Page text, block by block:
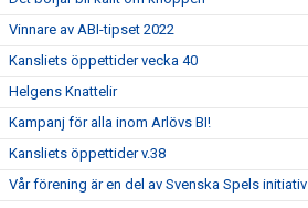
Vinnare av ABI-tipset 2022
Kansliets öppettider vecka 40
Helgens Knattelir
Kampanj för alla inom Arlövs BI!
Kansliets öppettider v.38
Vår förening är en del av Svenska Spels initiativ